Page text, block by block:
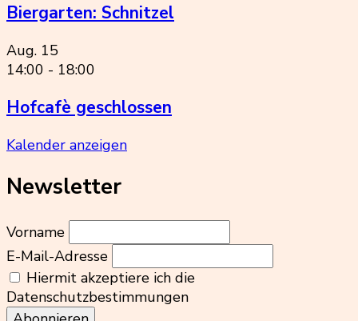
Biergarten: Schnitzel
Aug. 15
14:00 - 18:00
Hofcafè geschlossen
Kalender anzeigen
Newsletter
Vorname
E-Mail-Adresse
Hiermit akzeptiere ich die
Datenschutzbestimmungen